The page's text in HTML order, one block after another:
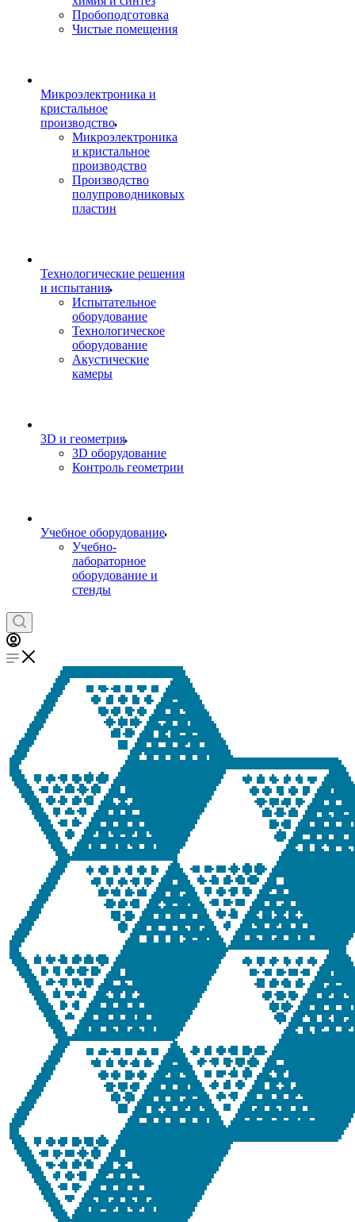
Пробоподготовка
Чистые помещения
Микроэлектроника и
кристальное
производство
Микроэлектроника
и кристальное
производство
Производство
полупроводниковых
пластин
Технологические решения
и испытания
Испытательное
оборудование
Технологическое
оборудование
Акустические
камеры
3D и геометрия
3D оборудование
Контроль геометрии
Учебное оборудование
Учебно-
лабораторное
оборудование и
стенды